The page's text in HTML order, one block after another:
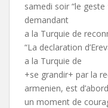
samedi soir “le
demandant
a la Turquie de
“La declaration
a la Turquie de
+se grandir+ par la
armenien, est d’abord
un moment de